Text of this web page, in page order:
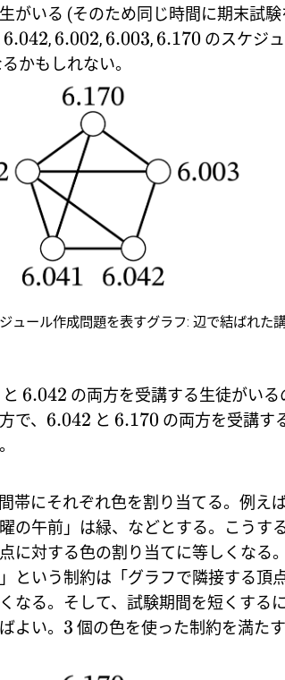
がいる (そのため同じ時間に期末試
6.042, 6.002, 6.003, 6.170のスケジ
かもしれない。
ュール作成問題を表すグラフ: 辺で結ばれた
と 6.042 の両方を受講する生徒がいる
で、 6.042 と 6.170の両方を受講す
帯にそれぞれ色を割り当てる。例え
の午前」は緑、などとする。こうす
に対する色の割り当てに等しくなる
という制約は「グラフで隣接する頂
なる。そして、試験期間を短くする
よい。 3 個の色を使った制約を満た